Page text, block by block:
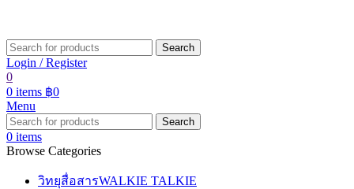
Search
Login / Register
0
0 items ฿0
Menu
Search
0 items
Browse Categories
วิทยุสื่อสารWALKIE TALKIE